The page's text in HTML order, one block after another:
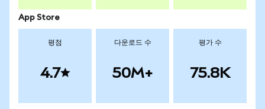
App Store
평점
4.7
다운로드 수
50M+
평가 수
75.8K